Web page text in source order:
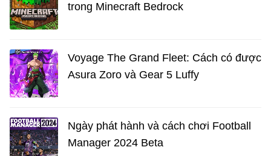
trong Minecraft Bedrock
Voyage The Grand Fleet: Cách có được
Asura Zoro và Gear 5 Luffy
Ngày phát hành và cách chơi Football
Manager 2024 Beta